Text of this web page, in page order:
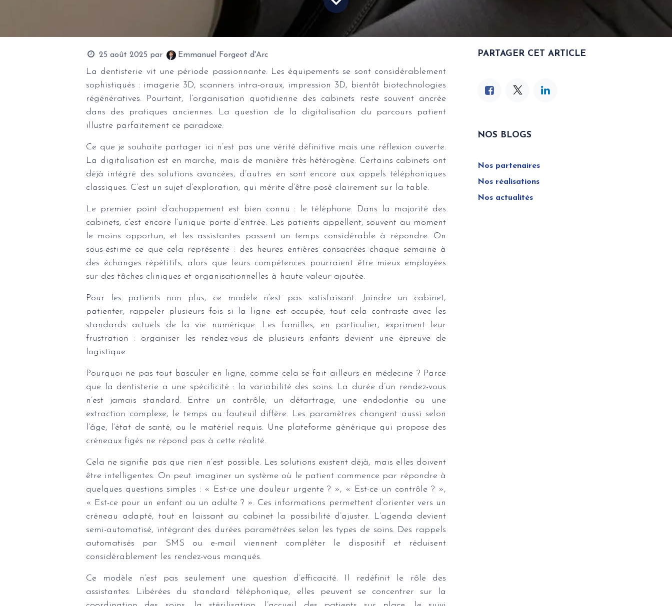
25 août 2025 par Emmanuel Forgeot d'Arc
La dentisterie vit une période passionnante. Les équipements se sont considérablement
sophistiqués : imagerie 3D, scanners intra-oraux, impression 3D, bientôt biotechnologies
régénératives. Pourtant, l’organisation quotidienne des cabinets reste souvent ancrée
dans des pratiques anciennes. La question de la digitalisation du parcours patient
illustre parfaitement ce paradoxe.
Ce que je souhaite partager ici n’est pas une vérité définitive mais une réflexion ouverte.
La digitalisation est en marche, mais de manière très hétérogène. Certains cabinets ont
déjà intégré des solutions avancées, d’autres en sont encore aux appels téléphoniques
classiques. C’est un sujet d’exploration, qui mérite d’être posé clairement sur la table.
Le premier point d’achoppement est bien connu : le téléphone. Dans la majorité des
cabinets, c’est encore l’unique porte d’entrée. Les patients appellent, souvent au moment
le moins opportun, et les assistantes passent un temps considérable à répondre. On
sous-estime ce que cela représente : des heures entières consacrées chaque semaine à
des échanges répétitifs, alors que leurs compétences pourraient être mieux employées
sur des tâches cliniques et organisationnelles à haute valeur ajoutée.
Pour les patients non plus, ce modèle n’est pas satisfaisant. Joindre un cabinet,
patienter, rappeler plusieurs fois si la ligne est occupée, tout cela contraste avec les
standards actuels de la vie numérique. Les familles, en particulier, expriment leur
frustration : organiser les rendez-vous de plusieurs enfants devient une épreuve de
logistique.
Pourquoi ne pas tout basculer en ligne, comme cela se fait ailleurs en médecine ? Parce
que la dentisterie a une spécificité : la variabilité des soins. La durée d’un rendez-vous
n’est jamais standard. Entre un contrôle, un détartrage, une endodontie ou une
extraction complexe, le temps au fauteuil diffère. Les paramètres changent aussi selon
l’âge, l’état de santé, ou le matériel requis. Une plateforme générique qui propose des
créneaux figés ne répond pas à cette réalité.
Cela ne signifie pas que rien n’est possible. Les solutions existent déjà, mais elles doivent
être intelligentes. On peut imaginer un système où le patient commence par répondre à
quelques questions simples : « Est-ce une douleur urgente ? », « Est-ce un contrôle ? »,
« Est-ce pour un enfant ou un adulte ? ». Ces informations permettent d’orienter vers un
créneau adapté, tout en laissant au cabinet la possibilité d’ajuster. L’agenda devient
semi-automatisé, intégrant des durées paramétrées selon les types de soins. Des rappels
automatisés par SMS ou e-mail viennent compléter le dispositif et réduisent
considérablement les rendez-vous manqués.
Ce modèle n’est pas seulement une question d’efficacité. Il redéfinit le rôle des
assistantes. Libérées du standard téléphonique, elles peuvent se concentrer sur la
PARTAGER CET ARTICLE
NOS BLOGS
Nos partenaires
Nos réalisations
Nos actualités